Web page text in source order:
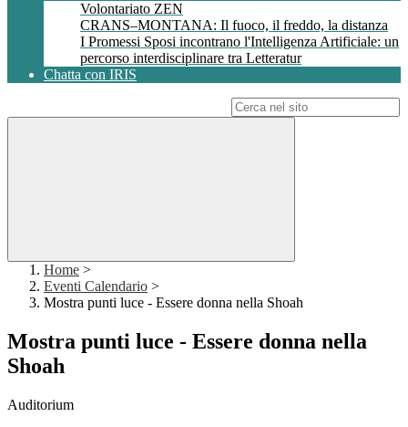
Volontariato ZEN
CRANS–MONTANA: Il fuoco, il freddo, la distanza
I Promessi Sposi incontrano l'Intelligenza Artificiale: un
percorso interdisciplinare tra Letteratur
Chatta con IRIS
Home >
Eventi Calendario >
Mostra punti luce - Essere donna nella Shoah
Mostra punti luce - Essere donna nella
Shoah
Auditorium